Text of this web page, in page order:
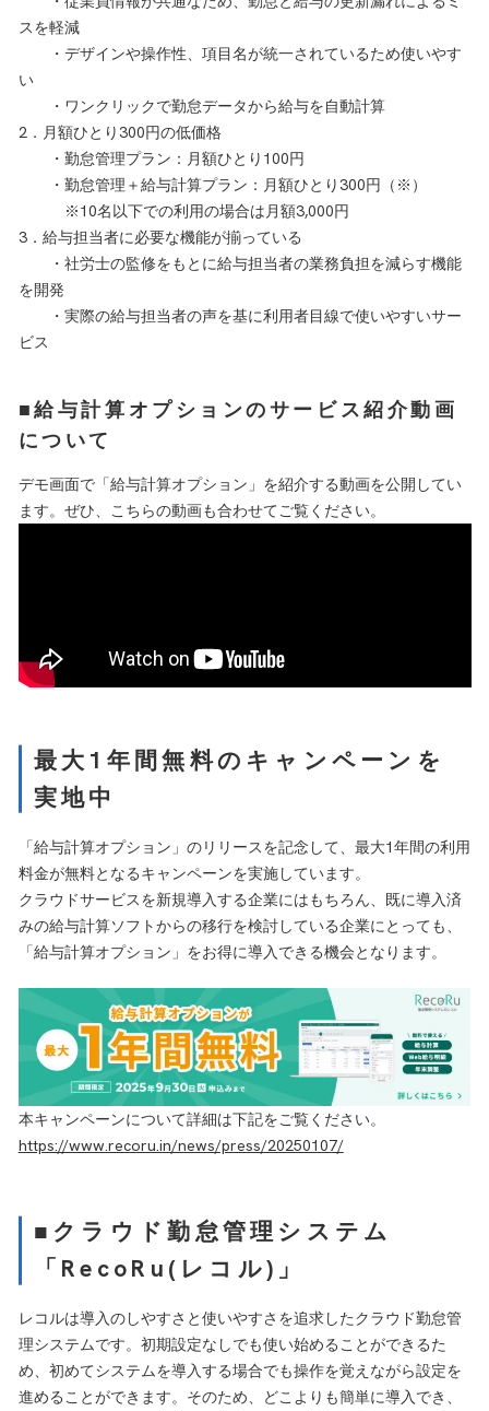
スを軽減
・デザインや操作性、項目名が統一されているため使いやす
い
・ワンクリックで勤怠データから給与を自動計算
2．月額ひとり300円の低価格
・勤怠管理プラン：月額ひとり100円
・勤怠管理＋給与計算プラン：月額ひとり300円（※）
※10名以下での利用の場合は月額3,000円
3．給与担当者に必要な機能が揃っている
・社労士の監修をもとに給与担当者の業務負担を減らす機能
を開発
・実際の給与担当者の声を基に利用者目線で使いやすいサー
ビス
■給与計算オプションのサービス紹介動画
について
デモ画面で「給与計算オプション」を紹介する動画を公開してい
ます。ぜひ、こちらの動画も合わせてご覧ください。
最大1年間無料のキャンペーンを
実地中
「給与計算オプション」のリリースを記念して、最大1年間の利用
料金が無料となるキャンペーンを実施しています。
クラウドサービスを新規導入する企業にはもちろん、既に導入済
みの給与計算ソフトからの移行を検討している企業にとっても、
「給与計算オプション」をお得に導入できる機会となります。
本キャンペーンについて詳細は下記をご覧ください。
https://www.recoru.in/news/press/20250107/
■クラウド勤怠管理システム
「RecoRu(レコル)」
レコルは導入のしやすさと使いやすさを追求したクラウド勤怠管
理システムです。初期設定なしでも使い始めることができるた
め、初めてシステムを導入する場合でも操作を覚えながら設定を
進めることができます。そのため、どこよりも簡単に導入でき、